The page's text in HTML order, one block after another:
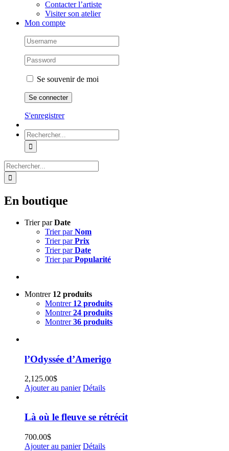
Contacter l’artiste
Visiter son atelier
Mon compte
Se souvenir de moi
S'enregistrer
Rechercher:
Rechercher:
En boutique
Trier parDate
Trier parNom
Trier parPrix
Trier parDate
Trier parPopularité
Montrer 12 produits
Montrer 12 produits
Montrer24 produits
Montrer36 produits
l’Odyssée d’Amerigo
2,125.00$
Ajouter au panier Détails
Là où le fleuve se rétrécit
700.00$
Ajouter au panier Détails